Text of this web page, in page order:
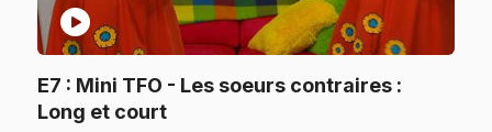
play_circle
E7 : Mini TFO - Les soeurs contraires :
Long et court.